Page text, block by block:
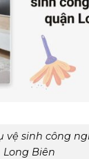
vệ sinh công
Long Biên